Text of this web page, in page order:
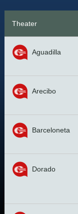
Theater
Aguadilla
Arecibo
Barceloneta
Dorado